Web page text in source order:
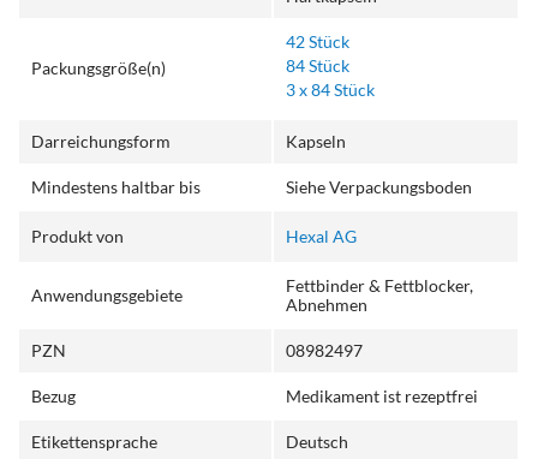
Packungsgröße(n)
42 Stück
84 Stück
3 x 84 Stück
Darreichungsform Kapseln
Mindestens haltbar bis Siehe Verpackungsboden
Produkt von Hexal AG
Anwendungsgebiete
Fettbinder & Fettblocker,
Abnehmen
PZN 08982497
Bezug Medikament ist rezeptfrei
Etikettensprache Deutsch